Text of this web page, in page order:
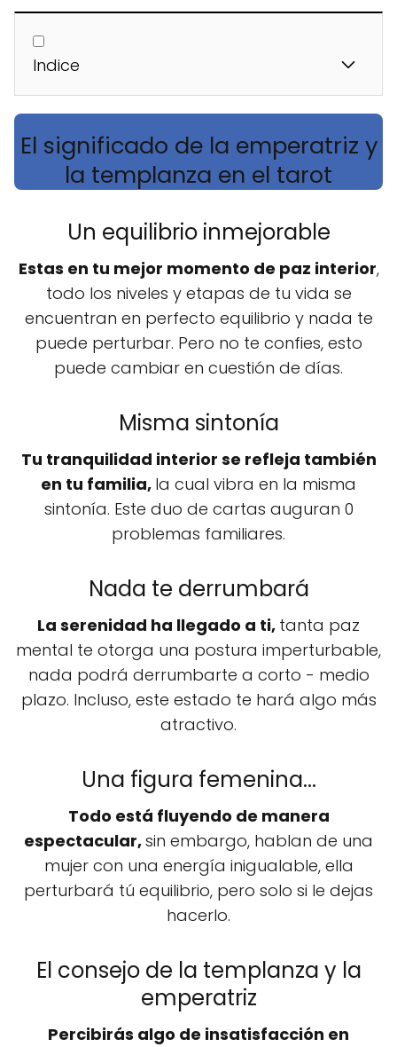
Indice
El significado de la emperatriz y
la templanza en el tarot
Un equilibrio inmejorable
Estas en tu mejor momento de paz interior,
todo los niveles y etapas de tu vida se
encuentran en perfecto equilibrio y nada te
puede perturbar. Pero no te confies, esto
puede cambiar en cuestión de días.
Misma sintonía
Tu tranquilidad interior se refleja también
en tu familia, la cual vibra en la misma
sintonía. Este duo de cartas auguran 0
problemas familiares.
Nada te derrumbará
La serenidad ha llegado a ti, tanta paz
mental te otorga una postura imperturbable,
nada podrá derrumbarte a corto - medio
plazo. Incluso, este estado te hará algo más
atractivo.
Una figura femenina...
Todo está fluyendo de manera
espectacular,sin embargo, hablan de una
mujer con una energía inigualable, ella
perturbará tú equilibrio, pero solo si le dejas
hacerlo.
El consejo de la templanza y la
emperatriz
Percibirás algo de insatisfacción en